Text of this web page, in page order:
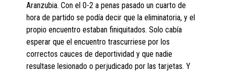
Aranzubia. Con el 0-2 a penas pasado un cuarto de
hora de partido se podía decir que la eliminatoria, y el
propio encuentro estaban finiquitados. Solo cabía
esperar que el encuentro trascurriese por los
correctos cauces de deportividad y que nadie
resultase lesionado o perjudicado por las tarjetas. Y